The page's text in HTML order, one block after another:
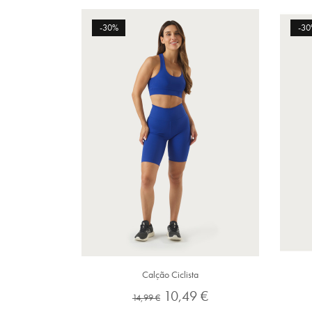
Calção Ciclista
Preço
14,99 € Preço
10,49 €
-30% -